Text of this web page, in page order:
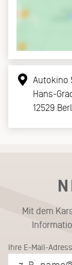
Autokino
Hans-
12529
Mit dem
Ihre E-Mail-